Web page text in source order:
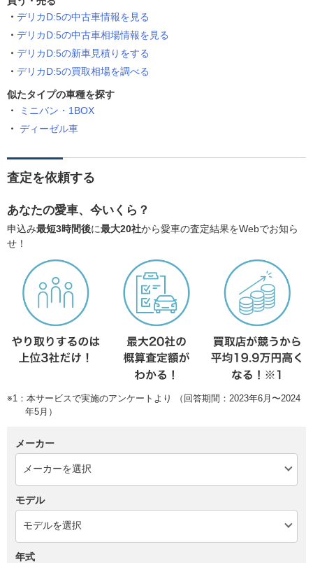
デリカD:5の中古車情報を見る
デリカD:5の中古車相場情報を見る
デリカD:5の新車見積りをする
デリカD:5の買取相場を調べる
似たタイプの車種を探す
ミニバン・1BOX
ディーゼル車
査定を依頼する
あなたの愛車、今いくら？
申込み最短3時間後に最大20社から愛車の査定結果をWebでお知ら
せ！
※1：本サービスで実施のアンケートより （回答期間：2023年6月〜2024
年5月）
メーカー
モデル
年式